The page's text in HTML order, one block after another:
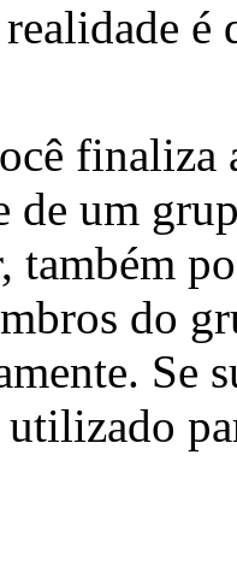
é
finaliza
de um
também
do
Se
utilizado